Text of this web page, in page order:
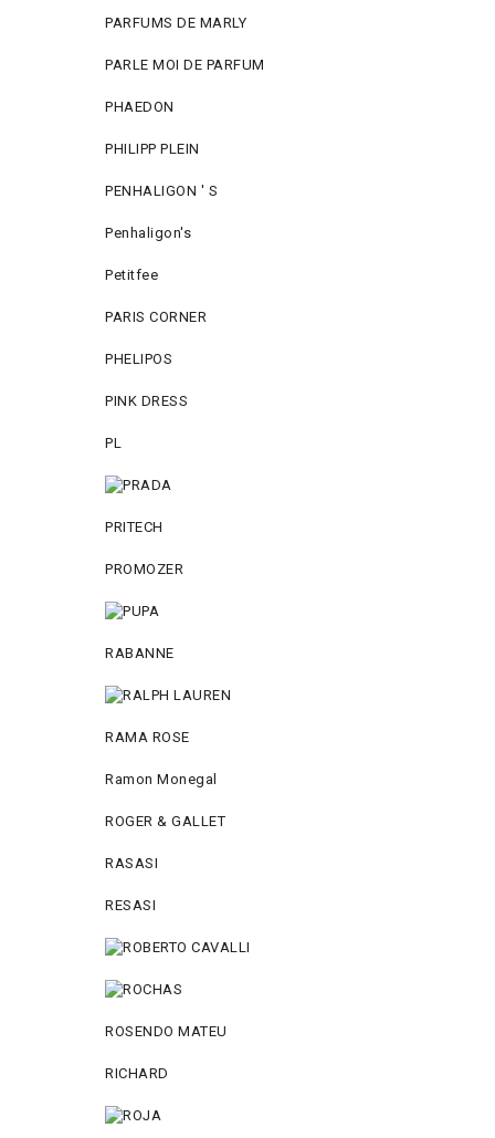
PARFUMS DE MARLY
PARLE MOI DE PARFUM
PHAEDON
PHILIPP PLEIN
PENHALIGON ' S
Penhaligon's
Petitfee
PARIS CORNER
PHELIPOS
PINK DRESS
PL
PRITECH
PROMOZER
RABANNE
RAMA ROSE
Ramon Monegal
ROGER & GALLET
RASASI
RESASI
ROSENDO MATEU
RICHARD